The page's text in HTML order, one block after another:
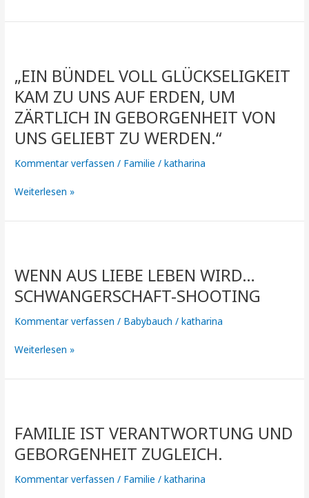
Lebens.“
„EIN BÜNDEL VOLL GLÜCKSELIGKEIT
KAM ZU UNS AUF ERDEN, UM
ZÄRTLICH IN GEBORGENHEIT VON
UNS GELIEBT ZU WERDEN.“
Kommentar verfassen / Familie /katharina
voll
Glückseligkeit
kam
zu
uns
Erden,
zärtlich
Geborgenheit
geliebt
zu
werden.“
Weiterlesen »
WENN AUS LIEBE LEBEN WIRD…
SCHWANGERSCHAFT-SHOOTING
Kommentar verfassen / Babybauch /katharina
Liebe
Leben
wird…
schwangerschaft-
Weiterlesen »
FAMILIE IST VERANTWORTUNG UND
GEBORGENHEIT ZUGLEICH.
Kommentar verfassen / Familie /katharina
Verantwortung
und
Geborgenheit
zugleich.